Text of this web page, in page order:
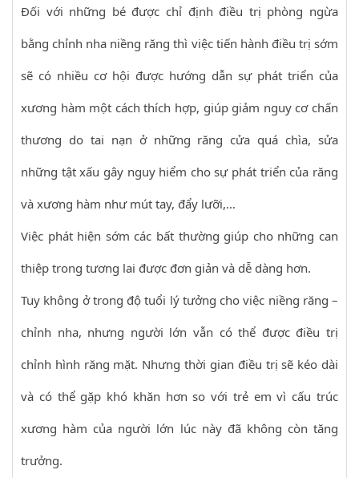
Đối với những bé được chỉ định điều trị phòng ngừa
bằng chỉnh nha niềng răng thì việc tiến hành điều trị sớm
sẽ có nhiều cơ hội được hướng dẫn sự phát triển của
xương hàm một cách thích hợp, giúp giảm nguy cơ chấn
thương do tai nạn ở những răng cửa quá chìa, sửa
những tật xấu gây nguy hiểm cho sự phát triển của răng
và xương hàm như mút tay, đẩy lưỡi,…
Việc phát hiện sớm các bất thường giúp cho những can
thiệp trong tương lai được đơn giản và dễ dàng hơn.
Tuy không ở trong độ tuổi lý tưởng cho việc niềng răng –
chỉnh nha, nhưng người lớn vẫn có thể được điều trị
chỉnh hình răng mặt. Nhưng thời gian điều trị sẽ kéo dài
và có thể gặp khó khăn hơn so với trẻ em vì cấu trúc
xương hàm của người lớn lúc này đã không còn tăng
trưởng.